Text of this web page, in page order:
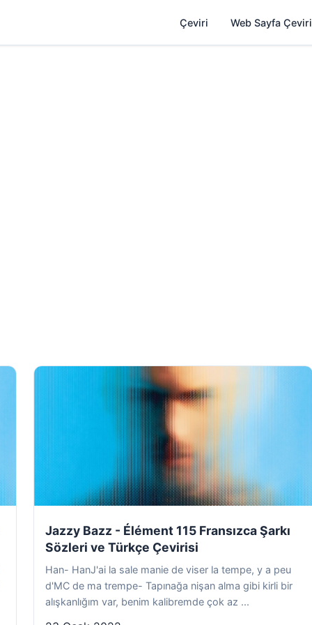
Çeviri Web Sayfa Çeviri
Jazzy Bazz - Élément 115 Fransızca Şarkı
Sözleri ve Türkçe Çevirisi
Han- HanJ'ai la sale manie de viser la tempe, y a peu
d'MC de ma trempe- Tapınağa nişan alma gibi kirli bir
alışkanlığım var, benim kalibremde çok az ...